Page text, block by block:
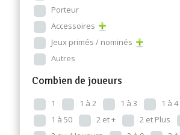
Porteur
Accessoires
Jeux primés / nominés
Autres
Combien de joueurs
1 1 à 2 1 à 3 1 à 4
1 à 50
2 et + 2 et Plus